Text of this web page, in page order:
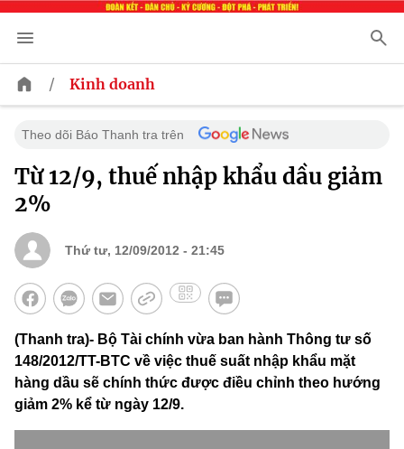
/ Kinh doanh
Theo dõi Báo Thanh tra trên
Từ 12/9, thuế nhập khẩu dầu giảm
2%
Thứ tư, 12/09/2012 - 21:45
(Thanh tra)- Bộ Tài chính vừa ban hành Thông tư số
148/2012/TT-BTC về việc thuế suất nhập khẩu mặt
hàng dầu sẽ chính thức được điều chỉnh theo hướng
giảm 2% kể từ ngày 12/9.